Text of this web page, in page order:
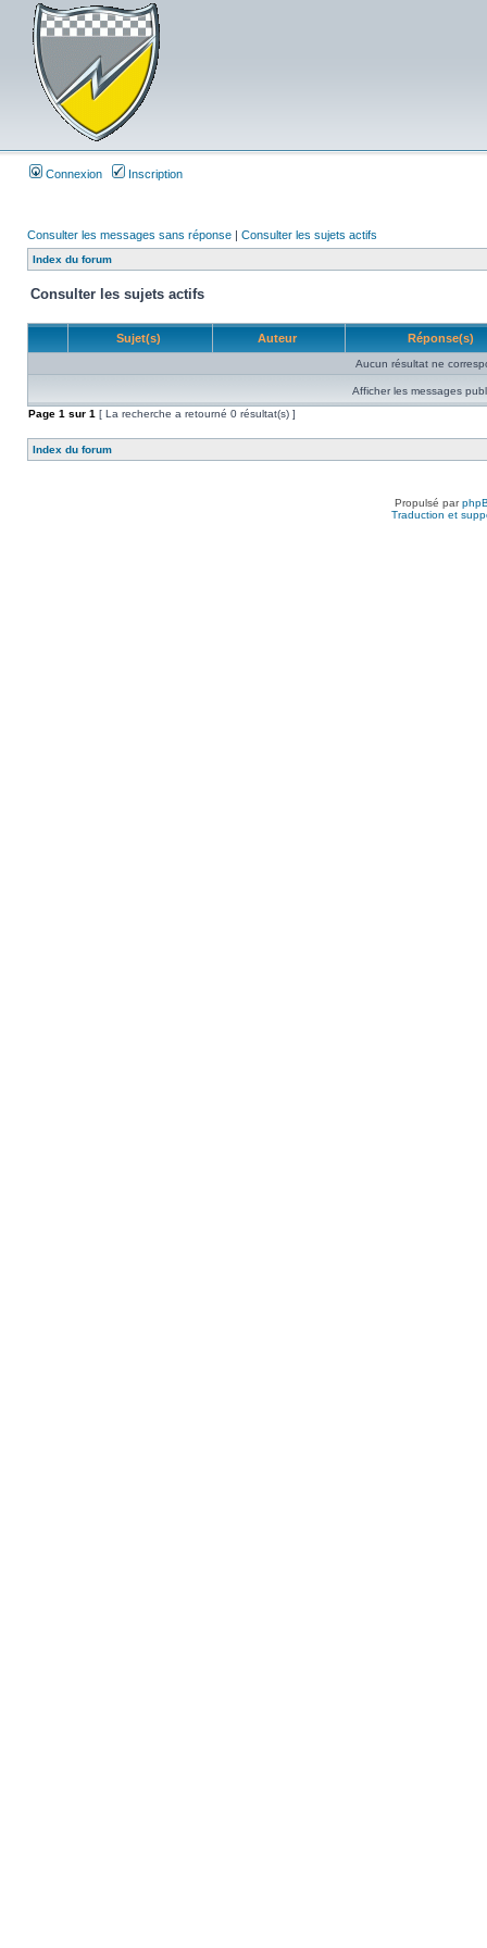
Connexion Inscription
Consulter les messages sans réponse | Consulter les sujets actifs
Index du forum
Consulter les sujets actifs
Sujet(s) Auteur Réponse(s)
Aucun résultat ne
Afficher les messages
Page 1 sur 1 [ La recherche a retourné 0 résultat(s) ]
Index du forum
Propulsé par
Traduction et